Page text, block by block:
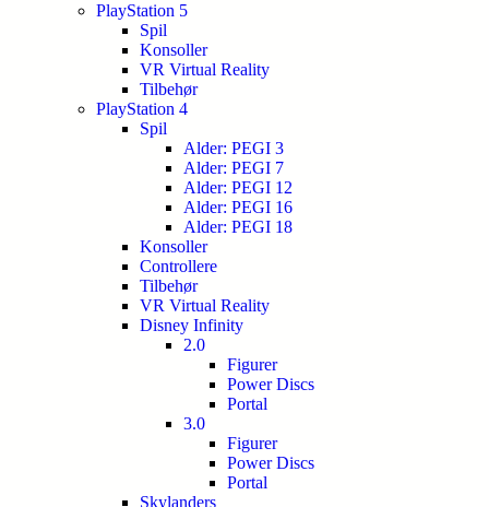
PlayStation 5
Spil
Konsoller
VR Virtual Reality
Tilbehør
PlayStation 4
Spil
Alder: PEGI 3
Alder: PEGI 7
Alder: PEGI 12
Alder: PEGI 16
Alder: PEGI 18
Konsoller
Controllere
Tilbehør
VR Virtual Reality
Disney Infinity
2.0
Figurer
Power Discs
Portal
3.0
Figurer
Power Discs
Portal
Skylanders